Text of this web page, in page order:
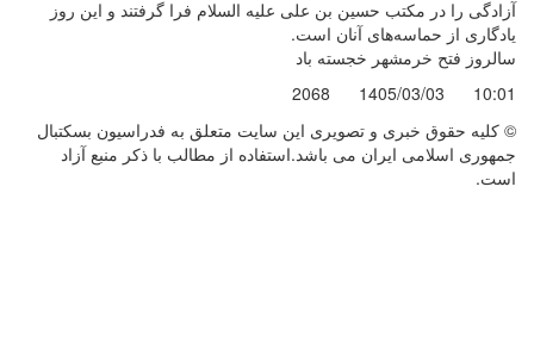
آزادگی را در مکتب حسین بن علی علیه السلام فرا گرفتند و این روز
یادگاری از حماسه‌های آنان است.
سالروز فتح خرمشهر خجسته باد
10:01
1405/03/03
2068
© کليه حقوق خبری و تصويری اين سايت متعلق به فدراسیون بسکتبال
جمهوری اسلامی ایران می باشد.استفاده از مطالب با ذكر منبع آزاد
است.